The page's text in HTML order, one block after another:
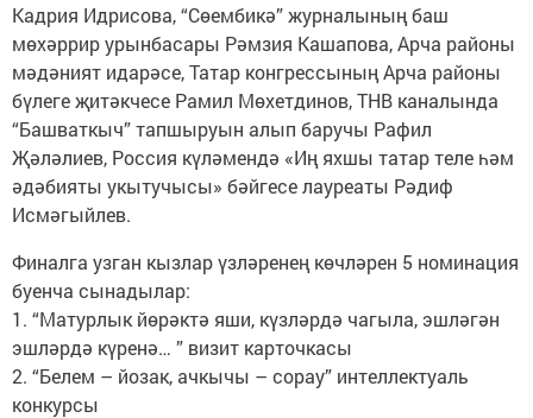
Кадрия Идрисова, “Сөембикә” журналының баш
мөхәррир урынбасары Рәмзия Кашапова, Арча районы
мәдәният идарәсе, Татар конгрессының Арча районы
бүлеге җитәкчесе Рамил Мөхетдинов, ТНВ каналында
“Башваткыч” тапшыруын алып баручы Рафил
Җәләлиев, Россия күләмендә «Иң яхшы татар теле һәм
әдәбияты укытучысы» бәйгесе лауреаты Рәдиф
Исмәгыйлев.
Финалга узган кызлар үзләренең көчләрен 5 номинация
буенча сынадылар:
1. “Матурлык йөрәктә яши, күзләрдә чагыла, эшләгән
эшләрдә күренә… ” визит карточкасы
2. “Белем – йозак, ачкычы – сорау” интеллектуаль
конкурсы